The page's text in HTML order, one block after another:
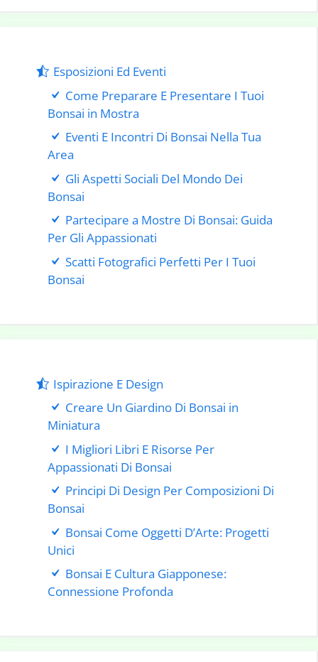
Esposizioni Ed Eventi
Come Preparare E Presentare I Tuoi
Bonsai in Mostra
Eventi E Incontri Di Bonsai Nella Tua
Area
Gli Aspetti Sociali Del Mondo Dei
Bonsai
Partecipare a Mostre Di Bonsai: Guida
Per Gli Appassionati
Scatti Fotografici Perfetti Per I Tuoi
Bonsai
Ispirazione E Design
Creare Un Giardino Di Bonsai in
Miniatura
I Migliori Libri E Risorse Per
Appassionati Di Bonsai
Principi Di Design Per Composizioni Di
Bonsai
Bonsai Come Oggetti D’Arte: Progetti
Unici
Bonsai E Cultura Giapponese:
Connessione Profonda